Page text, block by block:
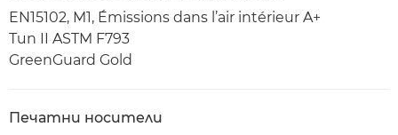
EN15102, M1, Émissions dans l’air intérieur A+
Тип II ASTM F793
GreenGuard Gold
Печатни носители